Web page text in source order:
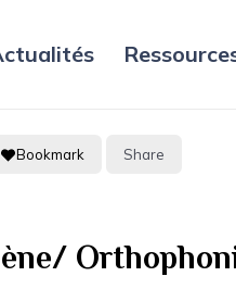
Bookmark Share